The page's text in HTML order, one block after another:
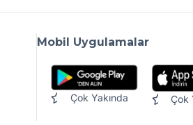
Mobil Uygulamalar
Çok Yakında Çok